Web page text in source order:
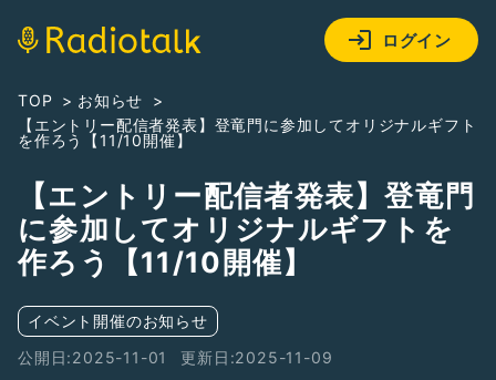
ログイン
TOP
お知らせ
【エントリー配信者発表】登竜門に参加してオリジナルギフト
を作ろう【11/10開催】
【エントリー配信者発表】登竜門
に参加してオリジナルギフトを
作ろう【11/10開催】
イベント開催のお知らせ
公開日:2025-11-01
更新日:2025-11-09